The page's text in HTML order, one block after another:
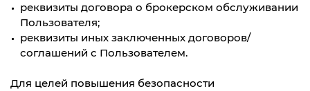
реквизиты договора о брокерском обслуживании
Пользователя;
реквизиты иных заключенных договоров/
соглашений с Пользователем.
Для целей повышения безопасности